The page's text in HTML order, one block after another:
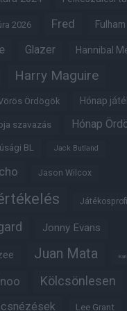
2026 Fred Fulham
Glazer Hannibal
Harry Maguire
Ördögök Hónap
szavazás Hónap
BL Jack Butland
Jason Wilcox
Jonny Evans
Juan Mata
Kölcsönlesen
Lee Grant